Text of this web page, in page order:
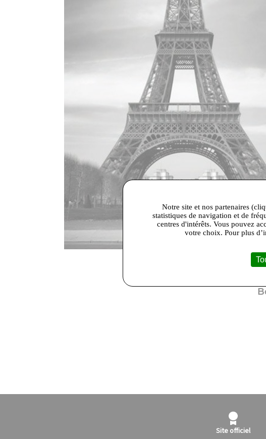
Site officiel
Notre site et nos partenaires
statistiques de navigation et de
centres d'intérêts. Vous pouvez
votre choix. Pour plus